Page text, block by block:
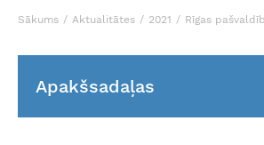
Sākums Aktualitātes 2021 Rīgas
Apakšsadaļas